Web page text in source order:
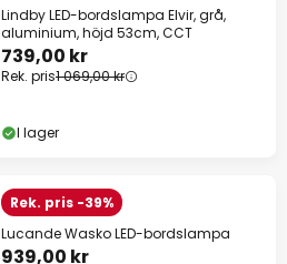
Lindby LED-bordslampa Elvir, grå,
aluminium, höjd 53cm, CCT
739,00 kr
Rek. pris1 069,00 kr
I lager
Rek. pris -39%
Lucande Wasko LED-bordslampa
939,00 kr